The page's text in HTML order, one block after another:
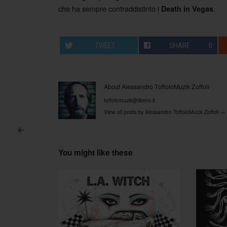
Post navigation
<
che ha sempre contraddistinto i Death in Vegas
TWEET SHARE 0
About Alessandro ToffoloMuzik Zoffoli
toffolomuzik@libero.it
View all posts by Alessandro ToffoloMuzik Zoffoli →
You might like these